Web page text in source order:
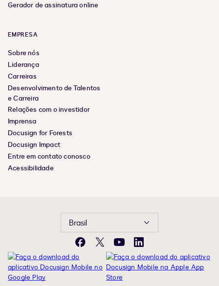
Gerador de assinatura online
EMPRESA
Sobre nós
Liderança
Carreiras
Desenvolvimento de Talentos
e Carreira
Relações com o investidor
Imprensa
Docusign for Forests
Docusign Impact
Entre em contato conosco
Acessibilidade
Brasil
Facebook
X YouTubeLinkedIn